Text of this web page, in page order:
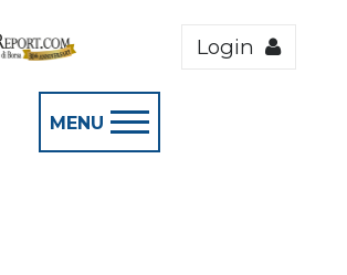
Login
MENU